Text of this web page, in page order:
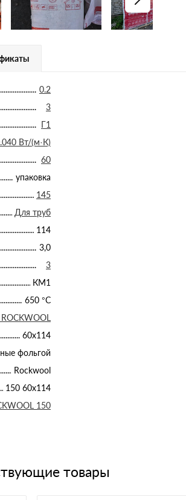
0.2
3
Г1
Вт/(м·К)
60
упаковка
145
Для труб
114
3,0
3
КМ1
650 °С
60х114
фольгой
Rockwool
150 60х114
150
товары